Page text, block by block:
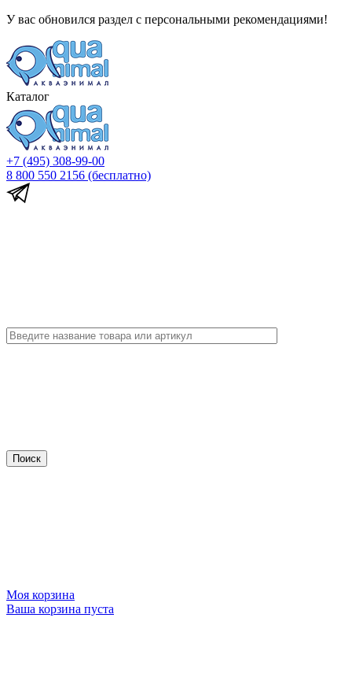
У вас обновился раздел с персональными рекомендациями!
Каталог
+7 (495) 308-99-00
8 800 550 2156 (бесплатно)
Моя корзина
Ваша корзина пуста